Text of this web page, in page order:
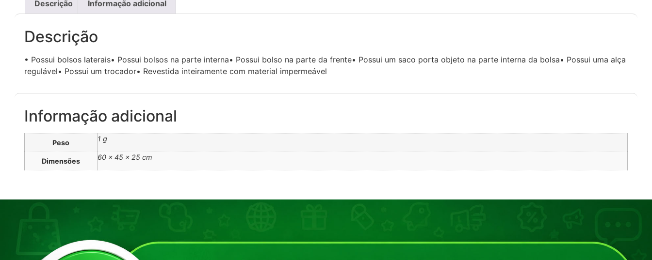
Descrição Informação adicional
Descrição
• Possui bolsos laterais• Possui bolsos na parte interna• Possui bolso na parte da frente• Possui um saco porta objeto na parte interna da bolsa• Possui uma alça
regulável• Possui um trocador• Revestida inteiramente com material impermeável
Informação adicional
Peso 1 g
Dimensões 60 × 45 × 25 cm